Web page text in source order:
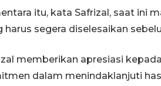
itu, kata Safrizal, saat ini
harus segera diselesaikan
memberikan apresiasi
dalam menindaklanjuti